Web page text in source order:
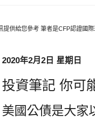
提供給您參考 筆者是CFP認證國
2020年2月2日 星期日
投資筆記 你可
美國公債是大家